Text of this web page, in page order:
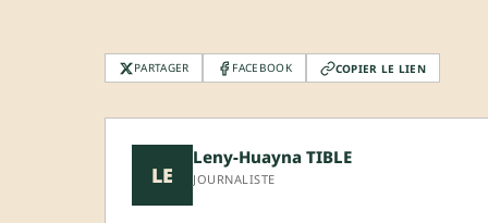
PARTAGER FACEBOOK COPIER LE LIEN
LE
Leny-Huayna TIBLE
JOURNALISTE